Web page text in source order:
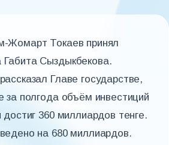
Жомарт Токаев принял
Сыздыкбекова.
Главе государстве,
за полгода объём инвестиций
360 миллиардов тенге.
на 680 миллиардов.